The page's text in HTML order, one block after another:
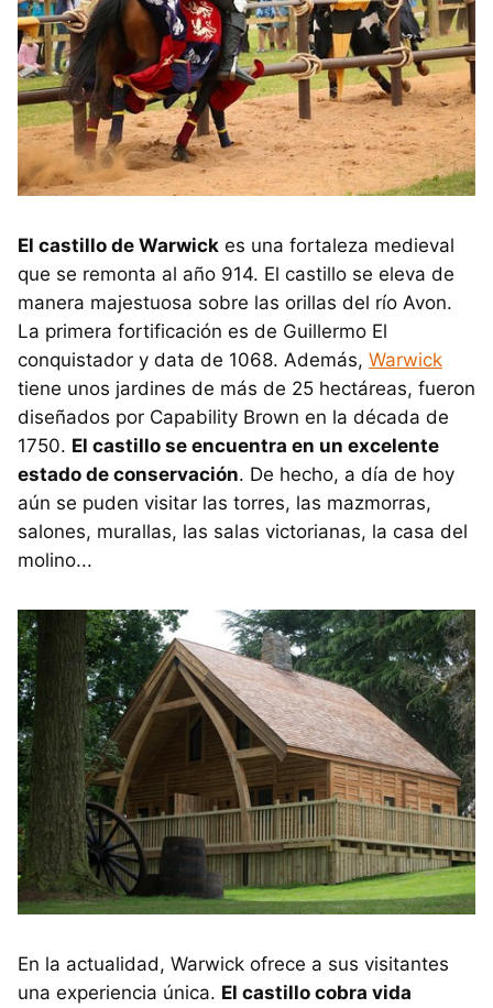
El castillo de Warwick es una fortaleza medieval
que se remonta al año 914. El castillo se eleva de
manera majestuosa sobre las orillas del río Avon.
La primera fortificación es de Guillermo El
conquistador y data de 1068. Además, Warwick
tiene unos jardines de más de 25 hectáreas, fueron
diseñados por Capability Brown en la década de
1750. El castillo se encuentra en un excelente
estado de conservación. De hecho, a día de hoy
aún se puden visitar las torres, las mazmorras,
salones, murallas, las salas victorianas, la casa del
molino...
En la actualidad, Warwick ofrece a sus visitantes
una experiencia única. El castillo cobra vida